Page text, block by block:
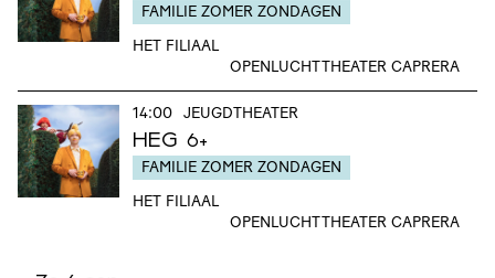
FAMILIE ZOMER ZONDAGEN
HET FILIAAL
OPENLUCHTTHEATER CAPRERA
14:00 JEUGDTHEATER
HEG 6+
FAMILIE ZOMER ZONDAGEN
HET FILIAAL
OPENLUCHTTHEATER CAPRERA